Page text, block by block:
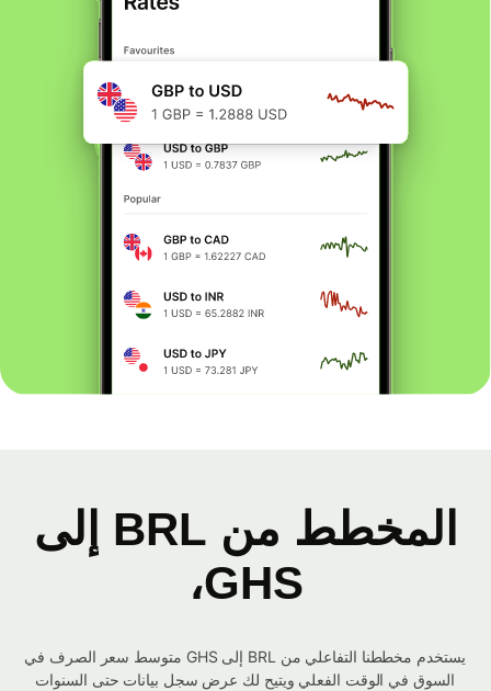
المخطط من BRL إلى
GHS،
يستخدم مخططنا التفاعلي من BRL إلى GHS متوسط ​​سعر الصرف في
السوق في الوقت الفعلي ويتيح لك عرض سجل بيانات حتى السنوات